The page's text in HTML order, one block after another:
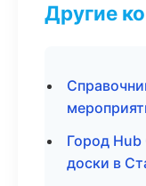
Другие
Город
доски в